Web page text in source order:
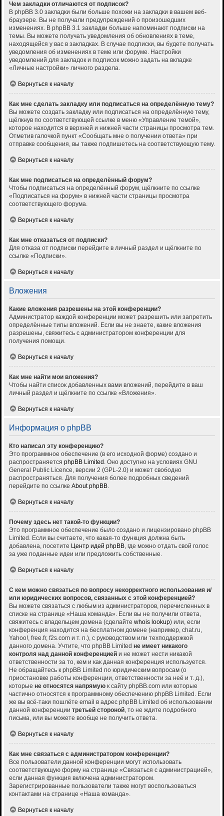
Чем закладки отличаются от подписок?
В phpBB 3.0 закладки были больше похожи на закладки в вашем веб-
браузере. Вы не получали предупреждений о произошедших
изменениях. В phpBB 3.1 закладки больше напоминают подписки на
темы. Вы можете получать уведомления об обновлениях в теме,
находящейся у вас в закладках. В случае подписки, вы будете получать
уведомления об изменениях в теме или форуме. Настройки
уведомлений для закладок и подписок можно задать на вкладке
«Личные настройки» личного раздела.
Вернуться к началу
Как мне сделать закладку или подписаться на определённую тему?
Вы можете создать закладку или подписаться на определённую тему,
щёлкнув по соответствующей ссылке в меню «Управление темой»,
которое находится в верхней и нижней части страницы просмотра тем.
Отметив галочкой пункт «Сообщать мне о получении ответа» при
отправке сообщения, вы также подпишетесь на соответствующую тему.
Вернуться к началу
Как мне подписаться на определённый форум?
Чтобы подписаться на определённый форум, щёлкните по ссылке
«Подписаться на форум» в нижней части страницы просмотра
соответствующего форума.
Вернуться к началу
Как мне отказаться от подписки?
Для отказа от подписки перейдите в личный раздел и щёлкните по
ссылке «Подписки».
Вернуться к началу
Вложения
Какие вложения разрешены на этой конференции?
Администратор каждой конференции может разрешить или запретить
определённые типы вложений. Если вы не знаете, какие вложения
разрешены, свяжитесь с администратором конференции для
получения помощи.
Вернуться к началу
Как мне найти мои вложения?
Чтобы найти список добавленных вами вложений, перейдите в ваш
личный раздел и щёлкните по ссылке «Вложения».
Вернуться к началу
Информация о phpBB
Кто написал эту конференцию?
Это программное обеспечение (в его исходной форме) создано и
распространяется phpBB Limited . Оно доступно на условиях GNU
General Public Licence, версии 2 (GPL-2.0) и может свободно
распространяться. Для получения более подробных сведений
перейдите по ссылке About phpBB.
Вернуться к началу
Почему здесь нет такой-то функции?
Это программное обеспечение было создано и лицензировано phpBB
Limited. Если вы считаете, что какая-то функция должна быть
добавлена, посетите Центр идей phpBB, где можно отдать свой голос
за уже поданные идеи или предложить собственные.
Вернуться к началу
С кем можно связаться по вопросу некорректного использования и/
или юридических вопросов, связанных с этой конференцией?
Вы можете связаться с любым из администраторов, перечисленных в
списке на странице «Наша команда». Если вы не получили ответа,
свяжитесь с владельцем домена (сделайте whois lookup) или, если
конференция находится на бесплатном домене (например, chat.ru,
Yahoo!, free.fr, f2s.com и т. п.), с руководством или техподдержкой
данного домена. Учтите, что phpBB Limited не имеет никакого
контроля над данной конференцией и не может нести никакой
ответственности за то, кем и как данная конференция используется.
Не обращайтесь к phpBB Limited по юридическим вопросам (о
приостановке работы конференции, ответственности за неё и т. д.),
которые не относятся напрямую к сайту phpBB.com или которые
частично относятся к программному обеспечению phpBB Limited. Если
же вы всё-таки пошлёте email в адрес phpBB Limited об использовании
данной конференции третьей стороной, то не ждите подробного
письма, или вы можете вообще не получить ответа.
Вернуться к началу
Как мне связаться с администратором конференции?
Все пользователи данной конференции могут использовать
соответствующую форму на странице «Связаться с администрацией»,
если данная функция включена администратором.
Зарегистрированные пользователи также могут воспользоваться
контактами на странице «Наша команда».
Вернуться к началу